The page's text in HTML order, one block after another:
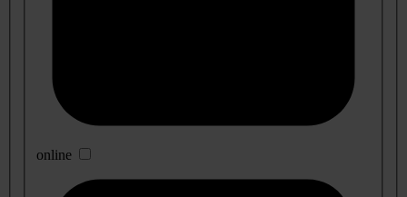
online